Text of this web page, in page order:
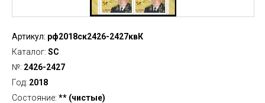
Артикул: рф2018ск2426-2427квК
Каталог: SC
№: 2426-2427
Год: 2018
Состояние: ** (чистые)